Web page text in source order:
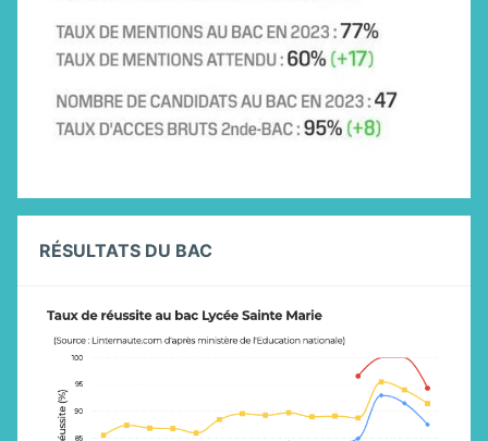
RÉSULTATS DU BAC